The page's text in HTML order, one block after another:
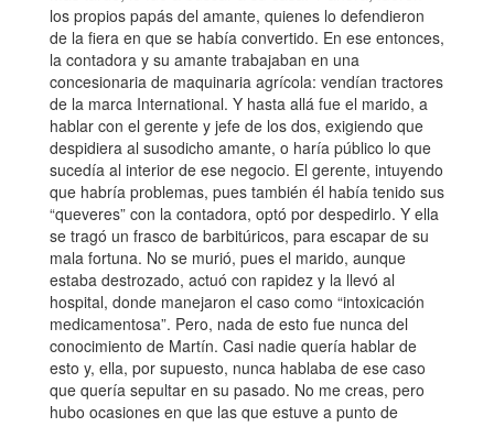
los propios papás del amante, quienes lo defendieron
de la fiera en que se había convertido. En ese entonces,
la contadora y su amante trabajaban en una
concesionaria de maquinaria agrícola: vendían tractores
de la marca International. Y hasta allá fue el marido, a
hablar con el gerente y jefe de los dos, exigiendo que
despidiera al susodicho amante, o haría público lo que
sucedía al interior de ese negocio. El gerente, intuyendo
que habría problemas, pues también él había tenido sus
“queveres” con la contadora, optó por despedirlo. Y ella
se tragó un frasco de barbitúricos, para escapar de su
mala fortuna. No se murió, pues el marido, aunque
estaba destrozado, actuó con rapidez y la llevó al
hospital, donde manejaron el caso como “intoxicación
medicamentosa”. Pero, nada de esto fue nunca del
conocimiento de Martín. Casi nadie quería hablar de
esto y, ella, por supuesto, nunca hablaba de ese caso
que quería sepultar en su pasado. No me creas, pero
hubo ocasiones en que las que estuve a punto de